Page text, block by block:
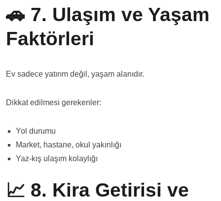
🚗 7. Ulaşım ve Yaşam
Faktörleri
Ev sadece yatırım değil, yaşam alanıdır.
Dikkat edilmesi gerekenler:
Yol durumu
Market, hastane, okul yakınlığı
Yaz-kış ulaşım kolaylığı
📈 8. Kira Getirisi ve